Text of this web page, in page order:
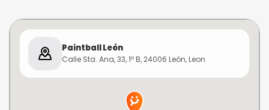
Paintball León
Calle Sta. Ana, 33, 1º B, 24006 León, Leon